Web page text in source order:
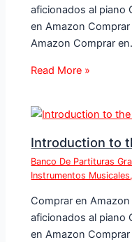
aficionados al piano
en Amazon
Amazon Comprar
Read More »
Introduction to
Banco De Partituras
Instrumentos Musicales
Comprar en
aficionados al piano
en Amazon